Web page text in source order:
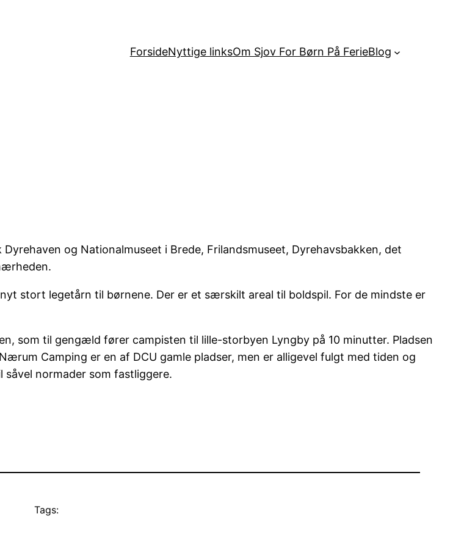
ForsideNyttige linksOm Sjov For Børn På FerieBlog
og Nationalmuseet i Brede, Frilandsmuseet, Dyrehavsbakken, det
stort legetårn til børnene. Der er et særskilt areal til boldspil. For de mindste er
som til gengæld fører campisten til lille-storbyen Lyngby på 10 minutter. Pladsen
Camping er en af DCU gamle pladser, men er alligevel fulgt med tiden og
normader som fastliggere.
Tags: